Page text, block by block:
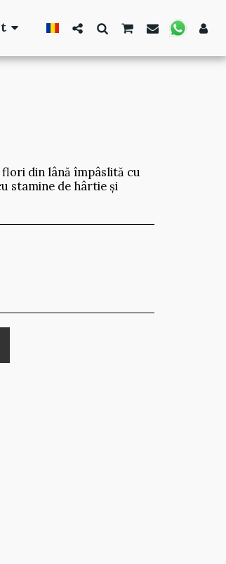
din lână împâslită cu
stamine de hârtie și